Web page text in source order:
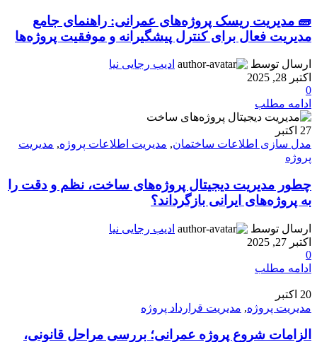
🧱 مدیریت ریسک پروژه‌های عمرانی: راهنمای جامع
مدیریت فعال برای کنترل پیشگیرانه و موفقیت پروژه‌ها
ارسال توسط
ادیب رجایی نیا
اکتبر 28, 2025
0
ادامه مطلب
27 اکتبر
مدل سازی اطلاعات ساختمان, مدیریت اطلاعات پروژه, مدیریت
پروژه
چطور مدیریت دیجیتال پروژه‌های ساخت، نظم و دقت را
به پروژه‌های ایرانی بازگرداند؟
ارسال توسط
ادیب رجایی نیا
اکتبر 27, 2025
0
ادامه مطلب
20 اکتبر
مدیریت پروژه, مدیریت قرارداد پروژه
الزامات شروع پروژه عمرانی؛ بررسی مراحل قانونی،